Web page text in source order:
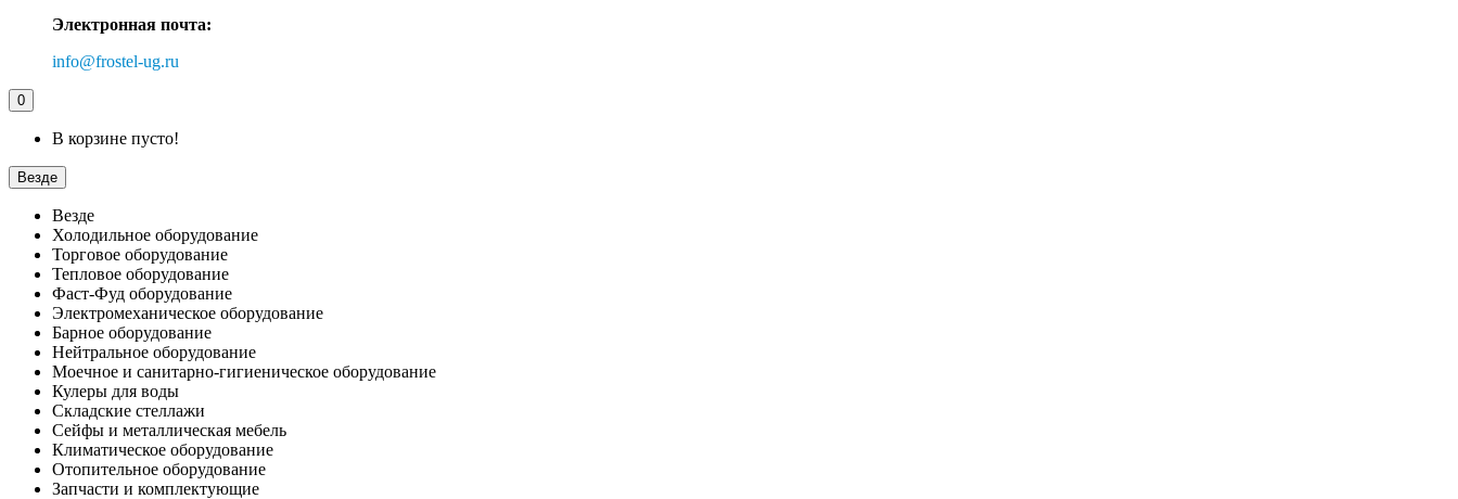
Электронная почта:
info@frostel-ug.ru
0
В корзине пусто!
Везде
Везде
Холодильное оборудование
Торговое оборудование
Тепловое оборудование
Фаст-Фуд оборудование
Электромеханическое оборудование
Барное оборудование
Нейтральное оборудование
Моечное и санитарно-гигиеническое оборудование
Кулеры для воды
Складские стеллажи
Сейфы и металлическая мебель
Климатическое оборудование
Отопительное оборудование
Запчасти и комплектующие